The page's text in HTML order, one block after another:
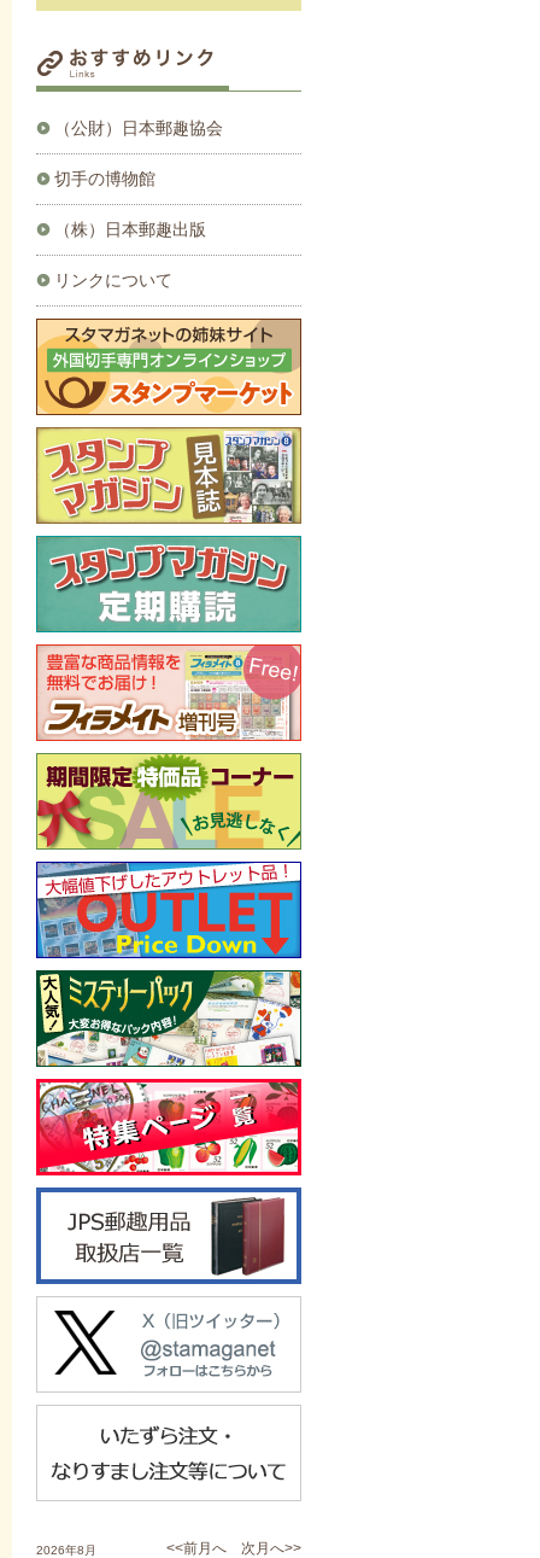
（公財）日本郵趣協会
切手の博物館
（株）日本郵趣出版
リンクについて
<<前月へ 次月へ>>
2026年8月